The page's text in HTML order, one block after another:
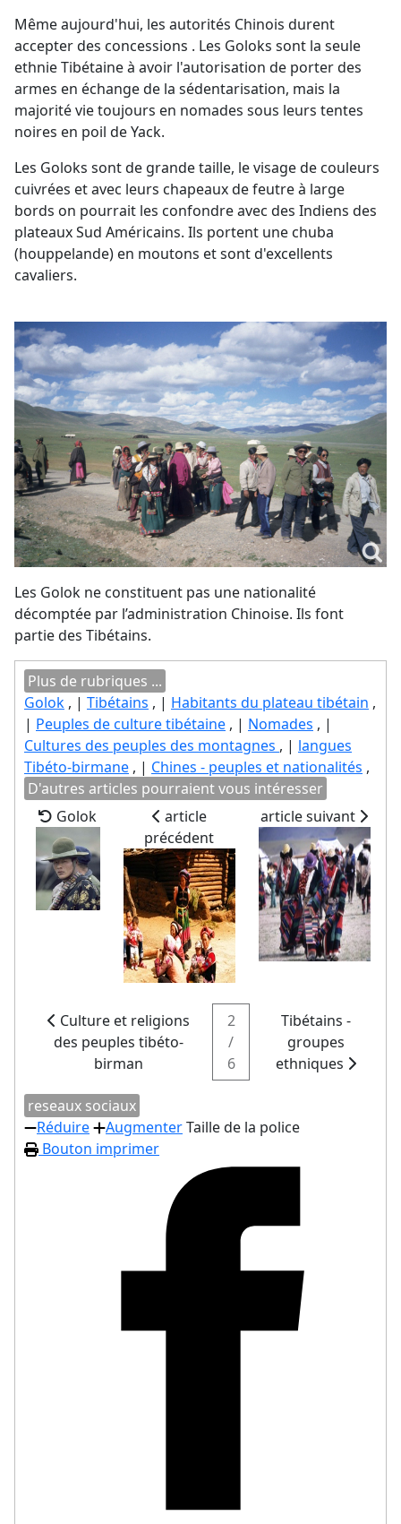
Même aujourd'hui, les autorités Chinois durent
accepter des concessions . Les Goloks sont la seule
ethnie Tibétaine à avoir l'autorisation de porter des
armes en échange de la sédentarisation, mais la
majorité vie toujours en nomades sous leurs tentes
noires en poil de Yack.
Les Goloks sont de grande taille, le visage de couleurs
cuivrées et avec leurs chapeaux de feutre à large
bords on pourrait les confondre avec des Indiens des
plateaux Sud Américains. Ils portent une chuba
(houppelande) en moutons et sont d'excellents
cavaliers.
Les Golok ne constituent pas une nationalité
décomptée par l’administration Chinoise. Ils font
partie des Tibétains.
Plus de rubriques ...
Golok , | Tibétains , | Habitants du plateau tibétain ,
| Peuples de culture tibétaine , | Nomades , |
Cultures des peuples des montagnes , | langues
Tibéto-birmane , | Chines - peuples et nationalités ,
D'autres articles pourraient vous intéresser
Golok
article
précédent
article suivant
Culture et religions
des peuples tibéto-
birman
2
/
6
Tibétains -
groupes
ethniques
reseaux sociaux
Réduire
AugmenterTaille de la police
Bouton imprimer